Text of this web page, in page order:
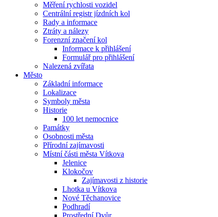
Měření rychlosti vozidel
Centrální registr jízdních kol
Rady a informace
Ztráty a nálezy
Forenzní značení kol
Informace k přihlášení
Formulář pro přihlášení
Nalezená zvířata
Město
Základní informace
Lokalizace
Symboly města
Historie
100 let nemocnice
Památky
Osobnosti města
Přírodní zajímavosti
Místní části města Vítkova
Jelenice
Klokočov
Zajímavosti z historie
Lhotka u Vítkova
Nové Těchanovice
Podhradí
Prostřední Dvůr